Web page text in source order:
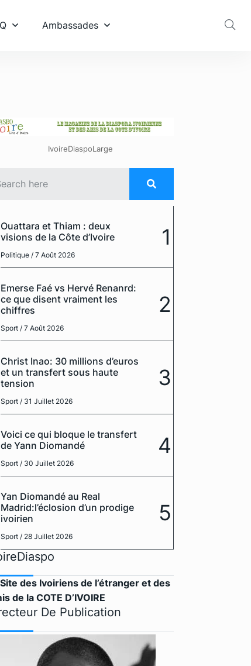
Ambassades
IvoireDiaspoLarge
Ouattara et Thiam : deux
visions de la Côte d’Ivoire
Politique / 7 Août 2026
1
Emerse Faé vs Hervé Renanrd:
ce que disent vraiment les
chiffres
Sport / 7 Août 2026
2
Christ Inao: 30 millions d’euros
et un transfert sous haute
tension
Sport / 31 Juillet 2026
3
Voici ce qui bloque le transfert
de Yann Diomandé
Sport / 30 Juillet 2026
4
Yan Diomandé au Real
Madrid:l’éclosion d’un prodige
ivoirien
Sport / 28 Juillet 2026
5
des Ivoiriens de l’étranger et des
de la COTE D’IVOIRE
De Publication